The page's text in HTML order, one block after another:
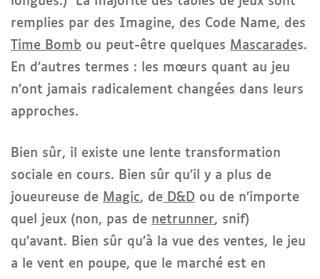
remplies par des Imagine, des Code Name, des
Time Bomb ou peut-être quelques Mascarades.
En d’autres termes : les mœurs quant au jeu
n’ont jamais radicalement changées dans leurs
approches.
Bien sûr, il existe une lente transformation
sociale en cours. Bien sûr qu’il y a plus de
joueureuse de Magic, de D&D ou de n’importe
quel jeux (non, pas de netrunner, snif)
qu’avant. Bien sûr qu’à la vue des ventes, le jeu
a le vent en poupe, que le marché est en